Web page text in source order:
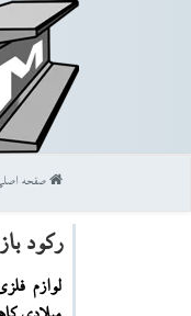
صفحه
ركود
لوازم